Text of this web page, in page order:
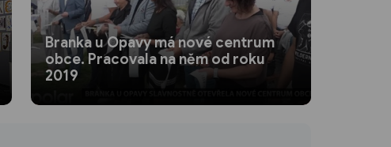
Branka u Opavy má nové centrum
obce. Pracovala na něm od roku
2019